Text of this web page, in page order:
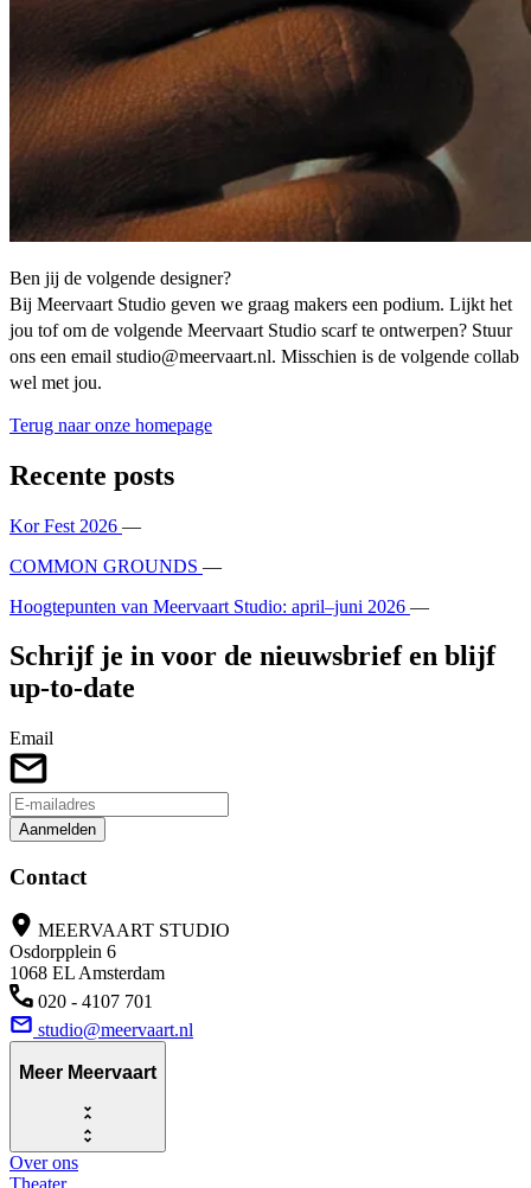
Ben jij de volgende designer?
Bij Meervaart Studio geven we graag makers een podium. Lijkt het
jou tof om de volgende Meervaart Studio scarf te ontwerpen? Stuur
ons een email studio@meervaart.nl. Misschien is de volgende collab
wel met jou.
Terug naar onze homepage
Recente posts
Kor Fest 2026 —
COMMON GROUNDS —
Hoogtepunten van Meervaart Studio: april–juni 2026 —
Schrijf je in voor de nieuwsbrief en blijf
up-to-date
Email
Aanmelden
Contact
MEERVAART STUDIO
Osdorpplein 6
1068 EL Amsterdam
020 - 4107 701
studio@meervaart.nl
Meer Meervaart
Over ons